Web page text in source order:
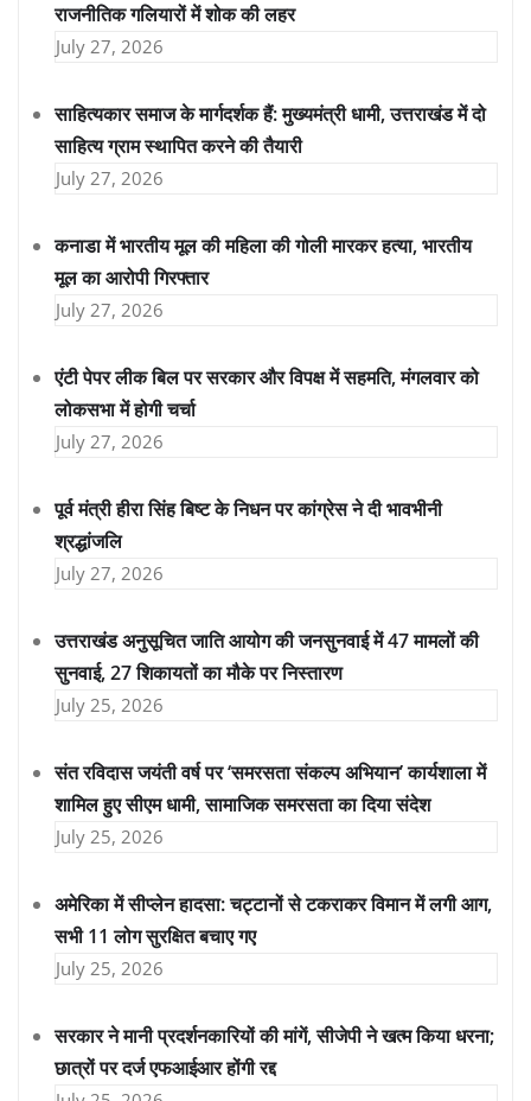
राजनीतिक गलियारों में शोक की लहर
July 27, 2026
साहित्यकार समाज के मार्गदर्शक हैं: मुख्यमंत्री धामी, उत्तराखंड में दो
साहित्य ग्राम स्थापित करने की तैयारी
July 27, 2026
कनाडा में भारतीय मूल की महिला की गोली मारकर हत्या, भारतीय
मूल का आरोपी गिरफ्तार
July 27, 2026
एंटी पेपर लीक बिल पर सरकार और विपक्ष में सहमति, मंगलवार को
लोकसभा में होगी चर्चा
July 27, 2026
पूर्व मंत्री हीरा सिंह बिष्ट के निधन पर कांग्रेस ने दी भावभीनी
श्रद्धांजलि
July 27, 2026
उत्तराखंड अनुसूचित जाति आयोग की जनसुनवाई में 47 मामलों की
सुनवाई, 27 शिकायतों का मौके पर निस्तारण
July 25, 2026
संत रविदास जयंती वर्ष पर ‘समरसता संकल्प अभियान’ कार्यशाला में
शामिल हुए सीएम धामी, सामाजिक समरसता का दिया संदेश
July 25, 2026
अमेरिका में सीप्लेन हादसा: चट्टानों से टकराकर विमान में लगी आग,
सभी 11 लोग सुरक्षित बचाए गए
July 25, 2026
सरकार ने मानी प्रदर्शनकारियों की मांगें, सीजेपी ने खत्म किया धरना;
छात्रों पर दर्ज एफआईआर होंगी रद्द